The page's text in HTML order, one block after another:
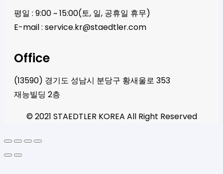
평일 : 9:00 ~ 15:00(토, 일, 공휴일 휴무)
E-mail : service.kr@staedtler.com
Office
(13590) 경기도 성남시 분당구 황새울로 353
재능빌딩 2층
© 2021 STAEDTLER KOREA All Right Reserved